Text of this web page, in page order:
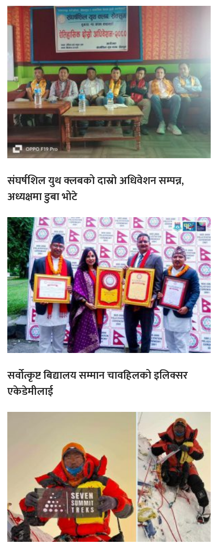
संघर्षशिल युथ क्लबको दास्रो अधिवेशन सम्पन्न,
अध्यक्षमा डुबा भोटे
सर्वोत्कृष्ट बिद्यालय सम्मान चावहिलको इलिक्सर
एकेडेमीलाई